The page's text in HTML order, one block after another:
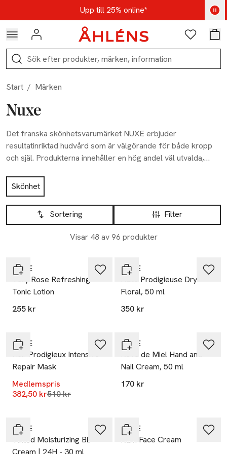
Hoppa till navigationsmenynUpp till 25% online*
Kod: AUG25 - Shoppa nu
Logga in Favoriter
Sök
Start / Märken
Nuxe
Det franska skönhetsvarumärket NUXE erbjuder
resultatinriktad hudvård som är välgörande för både kropp
och själ. Produkterna innehåller en hög andel väl utvalda,
perfekt sammansatta i väldoftande formulas med
fantastiska texturer – för synliga resultat och en sensorisk
upplevelse. NUXE står bakom några av skönhetsvärldens
mest ikoniska produkter, bland annat de multifunktionella
Hoppa till produktsidan
Skönhet
Hoppa till produktsidan
Filter
Sortering
Visar 48 av 96 produkter
Lista över produkter
NUXE
Very Rose Refreshing
Tonic Lotion
255 kr
NUXE
Huile Prodigieuse Dry
Floral, 50 ml
350 kr
NUXE
Hair Prodigieux Intensive
Repair Mask
Medlemspris
382,50 krLägsta pris 30 dagar
510 kr
NUXE
Reve de Miel Hand and
Nail Cream, 50 ml
170 kr
NUXE
Tinted Moisturizing Bb
NUXE
Rdm Face Cream